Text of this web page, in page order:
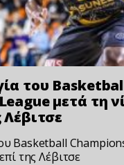
του
μετά τη
Basketball
της Λέβιτσε